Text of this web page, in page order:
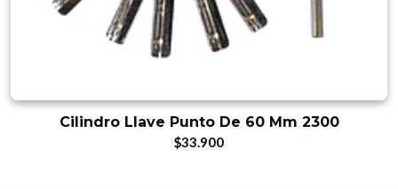
Cilindro Llave Punto De 60 Mm 2300
$33.900